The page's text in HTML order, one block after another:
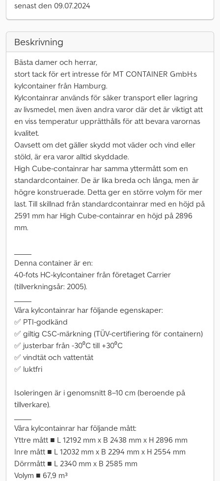
senast den 09.07.2024
Beskrivning
Bästa damer och herrar,
stort tack för ert intresse för MT CONTAINER GmbH:s
kylcontainer från Hamburg.
Kylcontainrar används för säker transport eller lagring
av livsmedel, men även andra varor där det är viktigt att
en viss temperatur upprätthålls för att bevara varornas
kvalitet.
Oavsett om det gäller skydd mot väder och vind eller
stöld, är era varor alltid skyddade.
High Cube-containrar har samma yttermått som en
standardcontainer. De är lika breda och långa, men är
högre konstruerade. Detta ger en större volym för mer
last. Till skillnad från standardcontainrar med en höjd på
2591 mm har High Cube-containrar en höjd på 2896
mm.
Denna container är en:
40-fots HC-kylcontainer från företaget Carrier
(tillverkningsår: 2005).
Våra kylcontainrar har följande egenskaper:
✅ PTI-godkänd
✅ giltig CSC-märkning (TÜV-certifiering för containern)
✅ justerbar från -30⁰C till +30⁰C
✅ vindtät och vattentät
✅ luktfri
Isoleringen är i genomsnitt 8–10 cm (beroende på
tillverkare).
Våra kylcontainrar har följande mått:
Yttre mått ■ L 12192 mm x B 2438 mm x H 2896 mm
Inre mått ■ L 12032 mm x B 2294 mm x H 2554 mm
Dörrmått ■ L 2340 mm x B 2585 mm
Volym ■ 67,9 m³